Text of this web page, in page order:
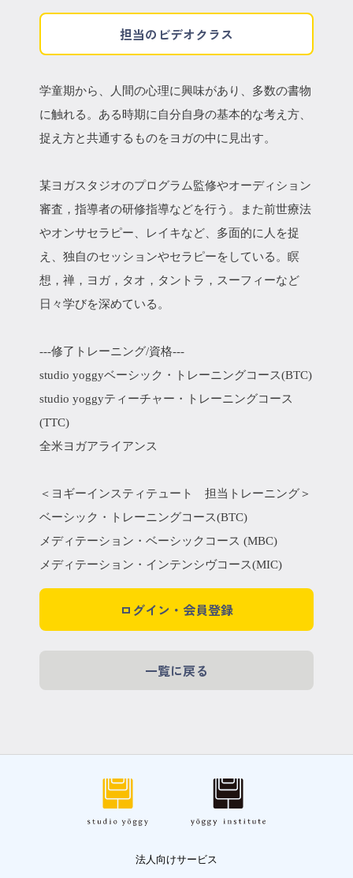
担当のビデオクラス
学童期から、人間の心理に興味があり、多数の書物
に触れる。ある時期に自分自身の基本的な考え方、
捉え方と共通するものをヨガの中に見出す。
某ヨガスタジオのプログラム監修やオーディション
審査，指導者の研修指導などを行う。また前世療法
やオンサセラピー、レイキなど、多面的に人を捉
え、独自のセッションやセラピーをしている。瞑
想，禅，ヨガ，タオ，タントラ，スーフィーなど
日々学びを深めている。
---修了トレーニング/資格---
studio yoggyベーシック・トレーニングコース(BTC)
studio yoggyティーチャー・トレーニングコース
(TTC)
全米ヨガアライアンス
＜ヨギーインスティテュート 担当トレーニング＞
ベーシック・トレーニングコース(BTC)
メディテーション・ベーシックコース (MBC)
メディテーション・インテンシヴコース(MIC)
ログイン・会員登録
一覧に戻る
法人向けサービス